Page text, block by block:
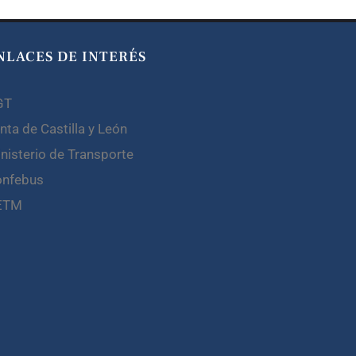
DE INTERÉS
de Castilla y León
de Transporte